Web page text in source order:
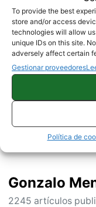
To provide the best
store and/or access
technologies will allow
unique IDs on this site.
adversely affect certain
Gestionar proveedores
Política de
Sobre este
Gonzalo
2245 artículos